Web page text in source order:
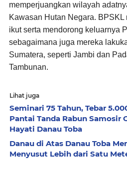
memperjuangkan wilayah
Kawasan Hutan Negara.
ikut serta mendorong keluarnya
sebagaimana juga mereka
Sumatera, seperti Jambi dan
Tambunan.
Lihat juga
Seminari 75 Tahun, Tebar
Pantai Tanda Rabun Samosir
Hayati Danau Toba
Danau di Atas Danau Toba
Menyusut Lebih dari Satu